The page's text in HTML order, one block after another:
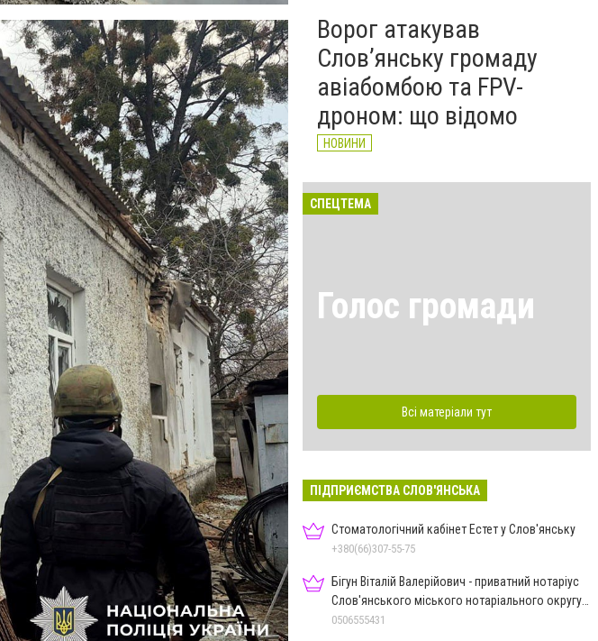
Ворог атакував
Слов’янську громаду
авіабомбою та FPV-
дроном: що відомо
НОВИНИ
СПЕЦТЕМА
Голос громади
Всі матеріали тут
ПІДПРИЄМСТВА СЛОВ'ЯНСЬКА
Стоматологічний кабінет Естет у Слов'янську
+380(66)307-55-75
Бігун Віталій Валерійович - приватний нотаріус
Слов'янського міського нотаріального округу
Дон.обл.
0506555431